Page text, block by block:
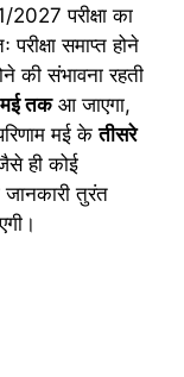
2027 परीक्षा का
समाप्त होने
की संभावना रहती
तकआ जाएगा,
मई केतीसरे
ही कोई
तुरंत